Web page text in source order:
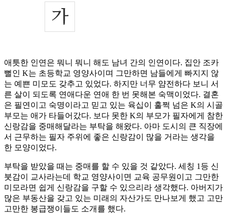
애틋한 인연은 뭐니 뭐니 해도 남녀 간의 인연이다. 집안 조카
뻘인 K는 초등학교 영양사이며 그만하면 남들에게 빠지지 않
는 예쁜 미모도 갖추고 있었다. 하지만 너무 얌전하다 보니 서
른 살이 되도록 연애다운 연애 한 번 못해본 숙맥이었다. 결혼
은 필연이고 숙명이라고 믿고 있는 육십이 훌쩍 넘은 K의 시골
부모는 애가 타들어갔다. 보다 못한 K의 부모가 필자에게 참한
신랑감을 중매해달라는 부탁을 해왔다. 아마 도시의 큰 직장에
서 근무하는 필자 주위에 좋은 신랑감이 많을 거라는 생각을
한 모양이었다.
부탁을 받았을 때는 중매를 할 수 있을 것 같았다. 세칭 1등 신
붓감이 교사라는데 학교 영양사이면 교육 공무원이고 그만한
미모라면 쉽게 신랑감을 구할 수 있으리라 생각했다. 아버지가
많은 부동산을 갖고 있는 미래의 자산가도 만나보게 했고 고만
고만한 봉급쟁이들도 소개를 했다.